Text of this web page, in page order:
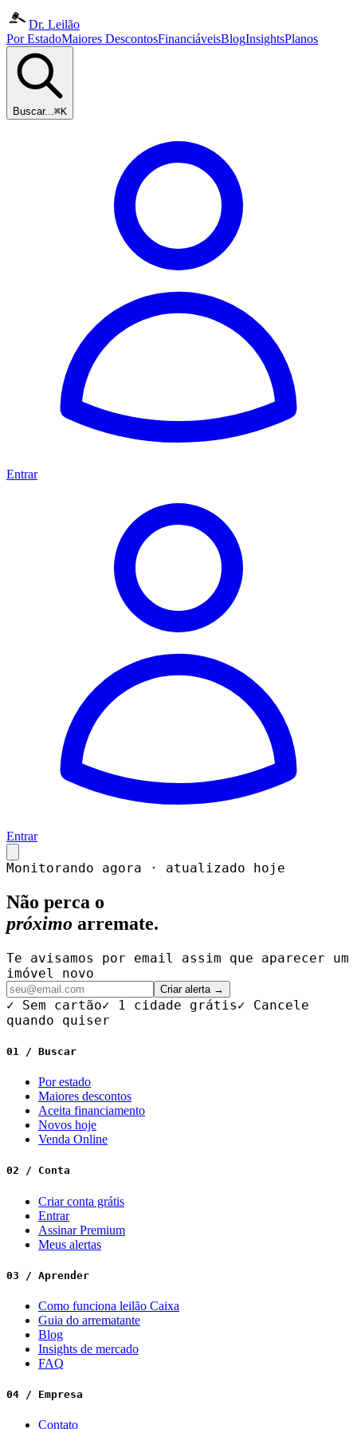
Dr. Leilão
Por EstadoMaiores DescontosFinanciáveisBlogInsightsPlanos
Buscar...⌘K
Entrar
Entrar
Monitorando agora · atualizado hoje
Não perca o
próximo arremate.
Te avisamos por email assim que aparecer um
imóvel novo
Criar alerta →
✓ Sem cartão✓ 1 cidade grátis✓ Cancele
quando quiser
01 / Buscar
Por estado
Maiores descontos
Aceita financiamento
Novos hoje
Venda Online
02 / Conta
Criar conta grátis
Entrar
Assinar Premium
Meus alertas
03 / Aprender
Como funciona leilão Caixa
Guia do arrematante
Blog
Insights de mercado
FAQ
04 / Empresa
Contato